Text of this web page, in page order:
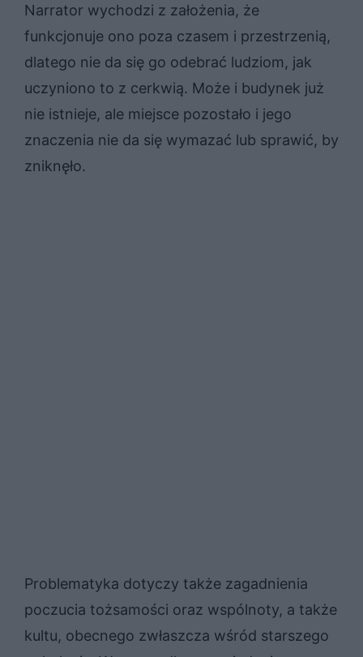
Narrator wychodzi z założenia, że
funkcjonuje ono poza czasem i przestrzenią,
dlatego nie da się go odebrać ludziom, jak
uczyniono to z cerkwią. Może i budynek już
nie istnieje, ale miejsce pozostało i jego
znaczenia nie da się wymazać lub sprawić, by
zniknęło.
Problematyka dotyczy także zagadnienia
poczucia tożsamości oraz wspólnoty, a także
kultu, obecnego zwłaszcza wśród starszego